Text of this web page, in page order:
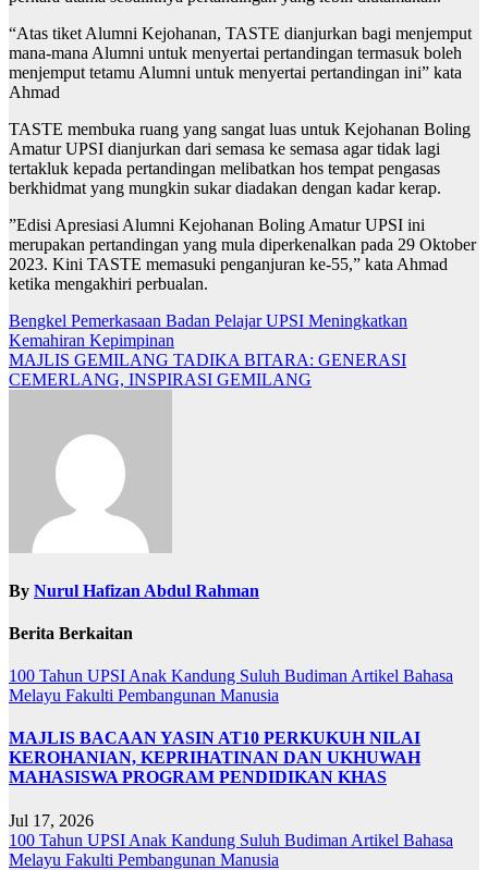
“Atas tiket Alumni Kejohanan, TASTE dianjurkan bagi menjemput
mana-mana Alumni untuk menyertai pertandingan termasuk boleh
menjemput tetamu Alumni untuk menyertai pertandingan ini” kata
Ahmad
TASTE membuka ruang yang sangat luas untuk Kejohanan Boling
Amatur UPSI dianjurkan dari semasa ke semasa agar tidak lagi
tertakluk kepada pertandingan melibatkan hos tempat pengasas
berkhidmat yang mungkin sukar diadakan dengan kadar kerap.
”Edisi Apresiasi Alumni Kejohanan Boling Amatur UPSI ini
merupakan pertandingan yang mula diperkenalkan pada 29 Oktober
2023. Kini TASTE memasuki penganjuran ke-55,” kata Ahmad
ketika mengakhiri perbualan.
Navigasi
kiriman
Bengkel Pemerkasaan Badan Pelajar UPSI Meningkatkan
Kemahiran Kepimpinan
MAJLIS GEMILANG TADIKA BITARA: GENERASI
CEMERLANG, INSPIRASI GEMILANG
By Nurul Hafizan Abdul Rahman
Berita Berkaitan
100 Tahun UPSI Anak Kandung Suluh Budiman Artikel Bahasa
Melayu Fakulti Pembangunan Manusia
MAJLIS BACAAN YASIN AT10 PERKUKUH NILAI
KEROHANIAN, KEPRIHATINAN DAN UKHUWAH
MAHASISWA PROGRAM PENDIDIKAN KHAS
Jul 17, 2026
100 Tahun UPSI Anak Kandung Suluh Budiman Artikel Bahasa
Melayu Fakulti Pembangunan Manusia